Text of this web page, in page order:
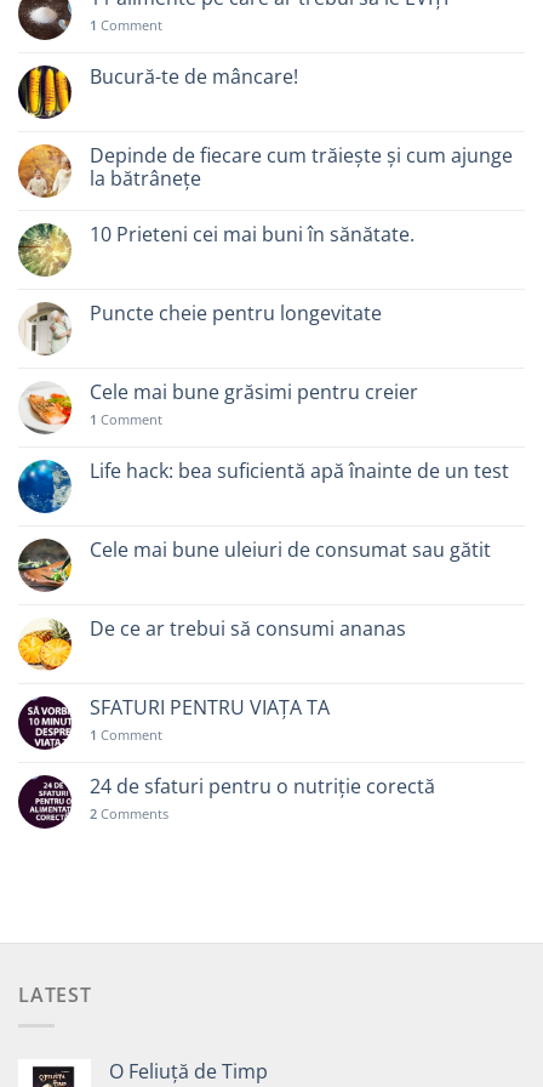
1 Comment
Bucură-te de mâncare!
Depinde de fiecare cum trăiește și cum ajunge
la bătrânețe
10 Prieteni cei mai buni în sănătate.
Puncte cheie pentru longevitate
Cele mai bune grăsimi pentru creier
1 Comment
Life hack: bea suficientă apă înainte de un test
Cele mai bune uleiuri de consumat sau gătit
De ce ar trebui să consumi ananas
SFATURI PENTRU VIAȚA TA
1 Comment
24 de sfaturi pentru o nutriție corectă
2 Comments
LATEST
O Feliuță de Timp